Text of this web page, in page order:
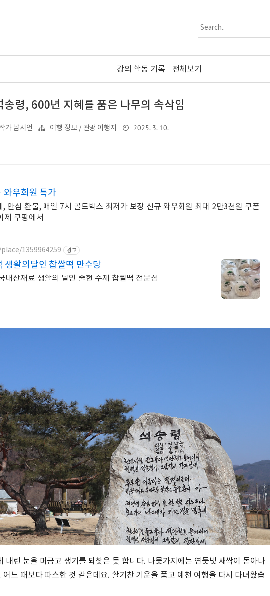
강의 활동 기록 전체보기
송령, 600년 지혜를 품은 나무의 속삭임
작가 남시언 여행 정보 / 관광 여행지 2025. 3. 10.
와우회원 특가
안심 환불, 매일 7시 골드박스 최저가 보장 신규 와우회원 최대 2만3천원 쿠폰
제 쿠팡에서!
1359964259 광고
생활의달인 찹쌀떡 만수당
내산재료 생활의 달인 출현 수제 찹쌀떡 전문점
내린 눈을 머금고 생기를 되찾은 듯 합니다. 나뭇가지에는 연둣빛 새싹이 돋아나
느 때보다 따스한 것 같은데요. 활기찬 기운을 품고 예천 여행을 다시 다녀왔습